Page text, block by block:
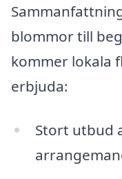
blommor till
kommer lokala
erbjuda:
Stort utbud